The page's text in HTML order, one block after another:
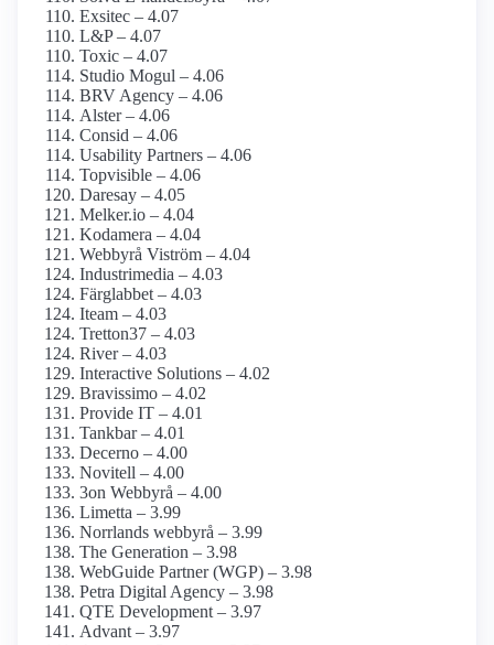
Exsitec – 4.07
L&P – 4.07
Toxic – 4.07
Studio Mogul – 4.06
BRV Agency – 4.06
Alster – 4.06
Consid – 4.06
Usability Partners – 4.06
Topvisible – 4.06
Daresay – 4.05
Melker.io – 4.04
Kodamera – 4.04
Webbyrå Viström – 4.04
Industrimedia – 4.03
Färglabbet – 4.03
Iteam – 4.03
Tretton37 – 4.03
River – 4.03
Interactive Solutions – 4.02
Bravissimo – 4.02
Provide IT – 4.01
Tankbar – 4.01
Decerno – 4.00
Novitell – 4.00
3on Webbyrå – 4.00
Limetta – 3.99
Norrlands webbyrå – 3.99
The Generation – 3.98
WebGuide Partner (WGP) – 3.98
Petra Digital Agency – 3.98
QTE Development – 3.97
Advant – 3.97